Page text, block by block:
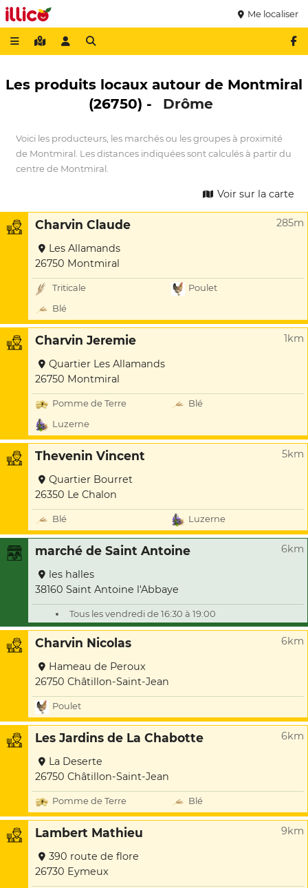
Me localiser
Les produits locaux autour de Montmiral
(26750) -
Drôme
Voici les producteurs, les marchés ou les groupes à proximité
de Montmiral. Les distances indiquées sont calculés à partir du
centre de Montmiral.
Voir sur la carte
Charvin Claude 285m
Les Allamands
26750 Montmiral
Triticale
Poulet
Blé
Charvin Jeremie 1km
Quartier Les Allamands
26750 Montmiral
Pomme de Terre
Blé
Luzerne
Thevenin Vincent 5km
Quartier Bourret
26350 Le Chalon
Blé Luzerne
marché de Saint Antoine 6km
les halles
38160 Saint Antoine l'Abbaye
Tous les vendredi de 16:30 à 19:00
Charvin Nicolas 6km
Hameau de Peroux
26750 Châtillon-Saint-Jean
Poulet
Les Jardins de La Chabotte 6km
La Deserte
26750 Châtillon-Saint-Jean
Pomme de Terre Blé
Lambert Mathieu 9km
390 route de flore
26730 Eymeux